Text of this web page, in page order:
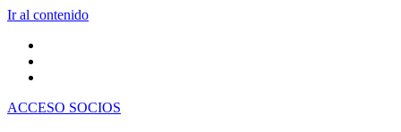
Ir al contenido
ACCESO SOCIOS